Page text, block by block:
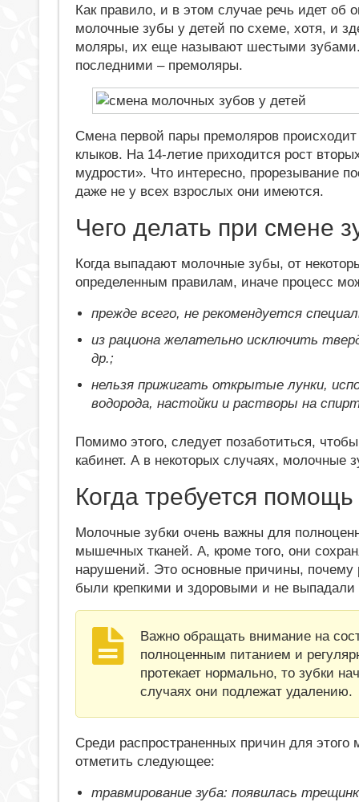
Как правило, и в этом случае речь идет об
молочные зубы у детей по схеме, хотя, и
моляры, их еще называют шестыми
последними – премоляры.
Смена первой пары премоляров
клыков. На 14-летие приходится рост
мудрости». Что интересно, прорезывание
даже не у всех взрослых они имеются.
Чего делать при смене
Когда выпадают молочные зубы, от
определенным правилам, иначе процесс
прежде всего, не рекомендуется
из рациона желательно исключить
др.;
нельзя прижигать открытые лунки,
водорода, настойки и растворы на
Помимо этого, следует позаботиться,
кабинет. А в некоторых случаях, молочные
Когда требуется
Молочные зубки очень важны для
мышечных тканей. А, кроме того, они
нарушений. Это основные причины, почему
были крепкими и здоровыми и не
Важно обращать внимание на
полноценным питанием и
протекает нормально, то зубки
случаях они подлежат удалению.
Среди распространенных причин для этого
отметить следующее:
травмирование зуба: появилась